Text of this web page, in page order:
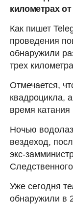
километрах
Как пишет
проведения
обнаружили
трех
Отмечается,
квадроцикла,
время
Ночью
вездеход,
экс-
Уже сегодня
обнаружили в